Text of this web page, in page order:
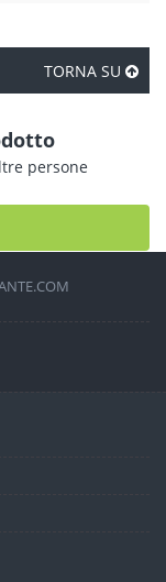
TORNA SU
persone